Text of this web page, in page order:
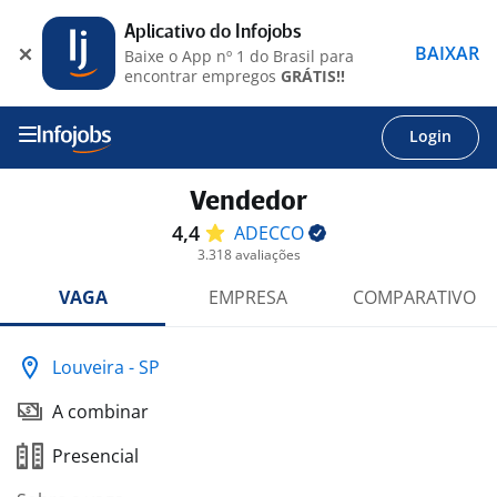
Login
Vendedor
4,4 ADECCO
3.318 avaliações
VAGA EMPRESA COMPARATIVO
Louveira - SP
A combinar
Presencial
Aplicativo do Infojobs
Baixe o App nº 1 do Brasil para
encontrar empregos GRÁTIS!!
BAIXAR